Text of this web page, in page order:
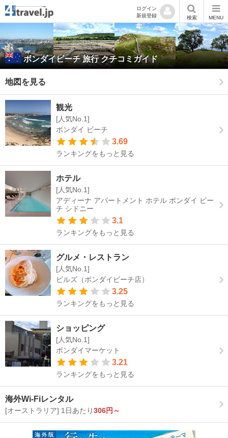
ログイン
新規登録
検索 MENU
ボンダイビーチ旅行 クチコミガイド
地図を見る
観光
[人気No.1]
ボンダイ ビーチ
3.69
ランキングをもっと見る
ホテル
[人気No.1]
アディーナ アパートメント ホテル ボンダイ ビー
チ シドニー
3.1
ランキングをもっと見る
グルメ・レストラン
[人気No.1]
ビルズ（ボンダイビーチ店）
3.25
ランキングをもっと見る
ショッピング
[人気No.1]
ボンダイマーケット
3.21
ランキングをもっと見る
海外Wi-Fiレンタル
[オーストラリア] 1日あたり306円～